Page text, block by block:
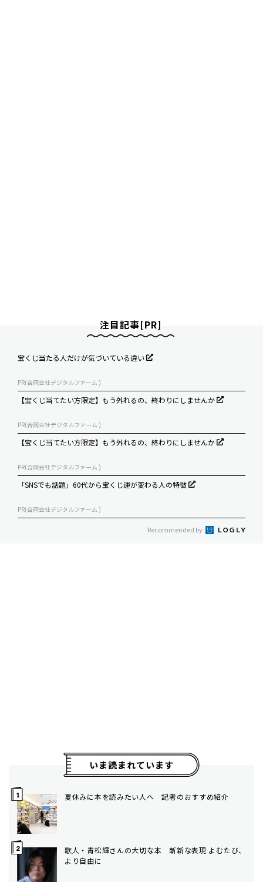
注目記事[PR]
宝くじ当たる人だけが気づいている違い
PR(合同会社デジタルファーム )
【宝くじ当てたい方限定】もう外れるの、終わりにしませんか
PR(合同会社デジタルファーム )
【宝くじ当てたい方限定】もう外れるの、終わりにしませんか
PR(合同会社デジタルファーム )
「SNSでも話題」60代から宝くじ運が変わる人の特徴
PR(合同会社デジタルファーム )
Recommended by
いま読まれています
夏休みに本を読みたい人へ 記者のおすすめ紹介
歌人・青松輝さんの大切な本 斬新な表現 よむたび、
より自由に